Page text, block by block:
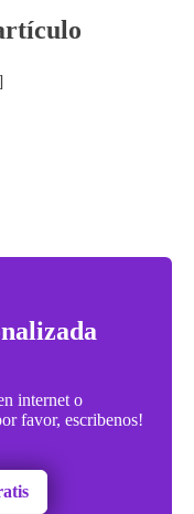
internet o
favor, escribenos!